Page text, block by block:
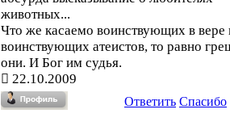
животных...
Что же касаемо воинствующих в вере
воинствующих атеистов, то равно
они. И Бог им судья.
22.10.2009
Ответить Спасибо